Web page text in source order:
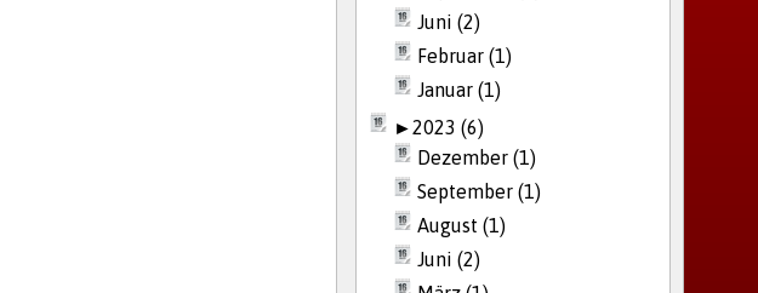
Juni (2)
Februar (1)
Januar (1)
►2023 (6)
Dezember (1)
September (1)
August (1)
Juni (2)